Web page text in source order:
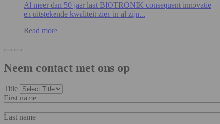
Al meer dan 50 jaar laat BIOTRONIK consequent innovatie
en uitstekende kwaliteit zien in al zijn...
Read more
Neem contact met ons op
Title
First name
Last name